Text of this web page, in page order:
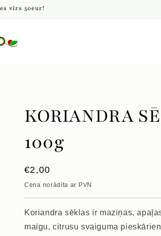
virs 50eur!
KORIANDRA
100g
Parastā
cena
€2,00
Cena norādīta ar PVN
Koriandra sēklas ir maziņas,
maigu, citrusu svaiguma